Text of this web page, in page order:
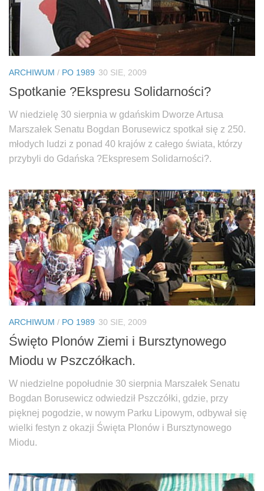
ARCHIWUM / PO 1989 30 SIE, 2009
Spotkanie ?Ekspresu Solidarności?
W niedzielę 30 sierpnia w gdańskim Dworze Artusa
Marszałek Senatu Bogdan Borusewicz spotkał się z 250.
młodych ludzi z ponad 40 krajów z całego świata, którzy
przybyli do Gdańska ?Ekspresem Solidarności?.
ARCHIWUM / PO 1989 30 SIE, 2009
Święto Plonów Ziemi i Bursztynowego
Miodu w Pszczółkach.
W niedzielne popołudnie 30 sierpnia Marszałek Senatu
Bogdan Borusewicz odwiedził Pszczółki, gdzie, przy
pięknej pogodzie, w nowym Parku Lipowym, odbywał się
wielki festyn z okazji Święta Plonów i Bursztynowego
Miodu.